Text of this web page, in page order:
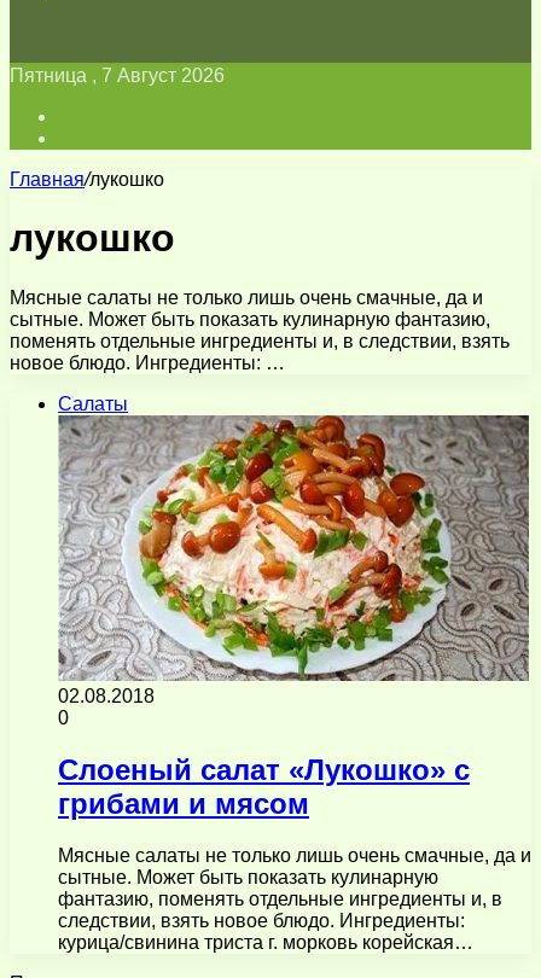
Пятница , 7 Август 2026
Главная/лукошко
лукошко
Мясные салаты не только лишь очень смачные, да и
сытные. Может быть показать кулинарную фантазию,
поменять отдельные ингредиенты и, в следствии, взять
новое блюдо. Ингредиенты: …
Салаты
02.08.2018
0
Слоеный салат «Лукошко» с
грибами и мясом
Мясные салаты не только лишь очень смачные, да и
сытные. Может быть показать кулинарную
фантазию, поменять отдельные ингредиенты и, в
следствии, взять новое блюдо. Ингредиенты:
курица/свинина триста г. морковь корейская…